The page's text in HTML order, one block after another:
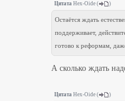
Цитата Hex-Oide ( )
Остаётся ждать
поддерживает,
готово к реформам,
А сколько ждать
Цитата Hex-Oide ( )